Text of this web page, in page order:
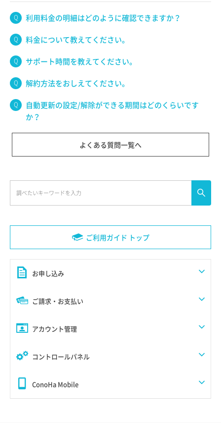
ご利用ガイド トップ
お申し込み
ご請求・お支払い
アカウント管理
コントロールパネル
ConoHa Mobile
利用料金の明細はどのように確認できますか？
料金について教えてください。
サポート時間を教えてください。
解約方法をおしえてください。
自動更新の設定/解除ができる期間はどのくらいです
か？
よくある質問一覧へ